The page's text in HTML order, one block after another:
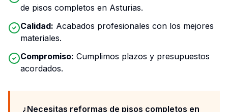
de pisos completos en Asturias.
Calidad: Acabados profesionales con los mejores
materiales.
Compromiso: Cumplimos plazos y presupuestos
acordados.
¿Necesitas reformas de pisos completos en